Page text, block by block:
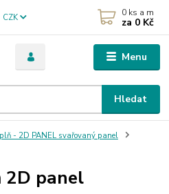
Menu
CZK
Hledat
0 ks a m
za 0 Kč
- 2D PANEL svařovaný panel
2D panel